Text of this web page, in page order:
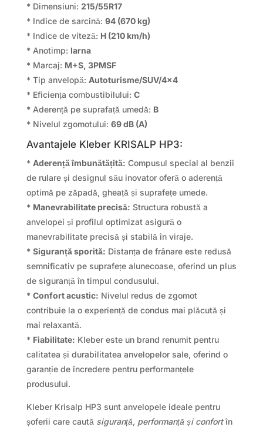
* Dimensiuni: 215/55R17
* Indice de sarcină: 94 (670 kg)
* Indice de viteză: H (210 km/h)
* Anotimp: Iarna
* Marcaj: M+S, 3PMSF
* Tip anvelopă: Autoturisme/SUV/4×4
* Eficiența combustibilului: C
* Aderență pe suprafață umedă: B
* Nivelul zgomotului: 69 dB (A)
Avantajele Kleber KRISALP HP3:
* Aderență îmbunătățită: Compusul special al benzii
de rulare și designul său inovator oferă o aderență
optimă pe zăpadă, gheață și suprafețe umede.
* Manevrabilitate precisă: Structura robustă a
anvelopei și profilul optimizat asigură o
manevrabilitate precisă și stabilă în viraje.
* Siguranță sporită: Distanța de frânare este redusă
semnificativ pe suprafețe alunecoase, oferind un plus
de siguranță în timpul condusului.
* Confort acustic: Nivelul redus de zgomot
contribuie la o experiență de condus mai plăcută și
mai relaxantă.
* Fiabilitate: Kleber este un brand renumit pentru
calitatea și durabilitatea anvelopelor sale, oferind o
garanție de încredere pentru performanțele
produsului.
Kleber Krisalp HP3 sunt anvelopele ideale pentru
șoferii care caută siguranță, performanță și confortîn